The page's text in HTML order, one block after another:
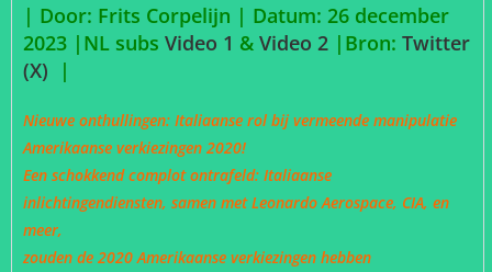
| Door: Frits Corpelijn | Datum: 26 december
2023 |NL subs Video 1 & Video 2 | Bron: Twitter
(X) |
Nieuwe onthullingen: Italiaanse rol bij vermeende manipulatie
Amerikaanse verkiezingen 2020!
Een schokkend complot ontrafeld: Italiaanse
inlichtingendiensten, samen met Leonardo Aerospace, CIA, en
meer,
zouden de 2020 Amerikaanse verkiezingen hebben